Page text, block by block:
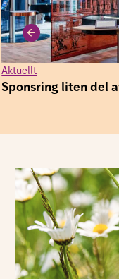
Aktuellt
Sponsring liten del